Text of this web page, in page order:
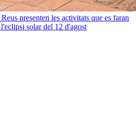
presenten les activitats que es faran
solar del 12 d'agost